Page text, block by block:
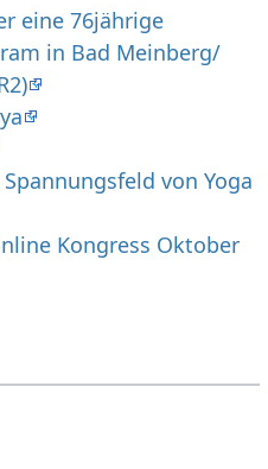
eine 76jährige
in Bad Meinberg/
von Yoga
Kongress Oktober